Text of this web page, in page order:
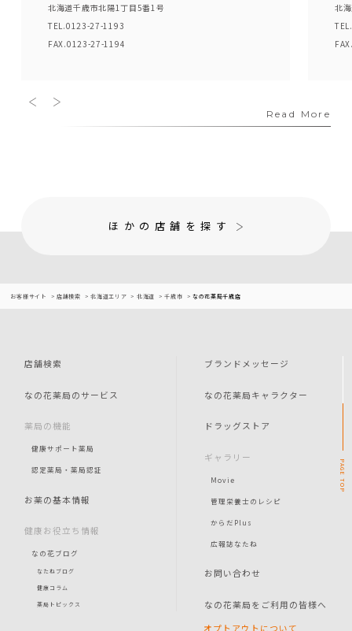
北海道千歳市北陽1丁目5番1号
TEL.0123-27-1193
FAX.0123-27-1194
北
Read More
ほかの店舗を探す
お客様サイト 店舗検索 北海道エリア 北海道 千歳市 なの花薬局千歳店
店舗検索
なの花薬局のサービス
薬局の機能
健康サポート薬局
認定薬局・薬局認証
お薬の基本情報
健康お役立ち情報
なの花ブログ
なたねブログ
健康コラム
薬局トピックス
ブランドメッセージ
なの花薬局キャラクター
ドラッグストア
ギャラリー
Movie
管理栄養士のレシピ
からだPlus
広報誌なたね
お問い合わせ
なの花薬局をご利用の皆様へ
オプトアウトについて
PAGE
TOP